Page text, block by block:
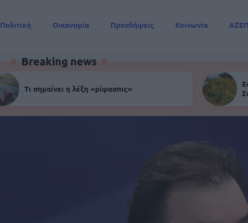
Πολιτική Οικονομία Προσλήψεις Κοινωνία ΑΣΕΠ
Breaking news
Τι σημαίνει η λέξη «ρίψασπις»